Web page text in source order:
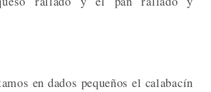
en dados pequeños el calabacín